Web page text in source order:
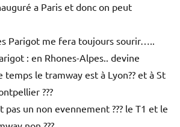
a Paris et donc on peut
Parigot me fera toujours sourir…..
: en Rhones-Alpes.. devine
temps le tramway est à Lyon?? et à St
???
pas un non evennement ??? le T1 et le